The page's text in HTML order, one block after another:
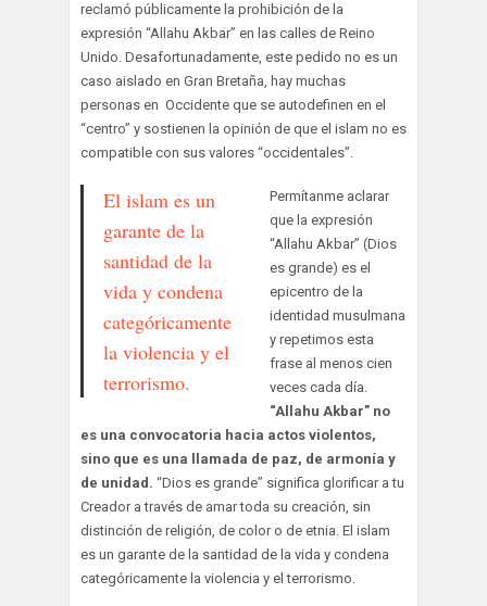
reclamó públicamente la prohibición de la
expresión “Allahu Akbar” en las calles de Reino
Unido. Desafortunadamente, este pedido no es un
caso aislado en Gran Bretaña, hay muchas
personas en Occidente que se autodefinen en el
“centro” y sostienen la opinión de que el islam no es
compatible con sus valores “occidentales”.
El islam es un
garante de la
santidad de la
vida y condena
categóricamente
la violencia y el
terrorismo.
Permítanme aclarar
que la expresión
“Allahu Akbar” (Dios
es grande) es el
epicentro de la
identidad musulmana
y repetimos esta
frase al menos cien
veces cada día.
“Allahu Akbar” no
es una convocatoria hacia actos violentos,
sino que es una llamada de paz, de armonía y
de unidad. “Dios es grande” significa glorificar a tu
Creador a través de amar toda su creación, sin
distinción de religión, de color o de etnia. El islam
es un garante de la santidad de la vida y condena
categóricamente la violencia y el terrorismo.